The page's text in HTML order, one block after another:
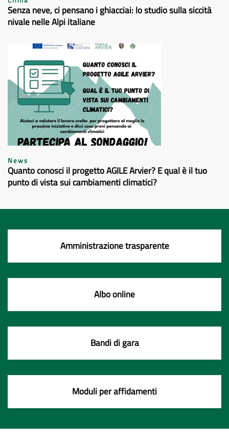
Senza neve, ci pensano i ghiacciai: lo studio sulla siccità
nivale nelle Alpi italiane
News
Quanto conosci il progetto AGILE Arvier? E qual è il tuo
punto di vista sui cambiamenti climatici?
Amministrazione trasparente
Albo online
Bandi di gara
Moduli per affidamenti